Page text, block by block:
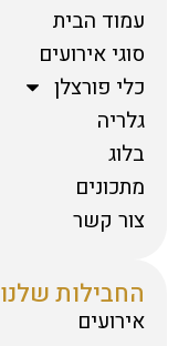
עמוד הבית
סוגי אירועים
כלי פורצלן
גלריה
בלוג
מתכונים
צור קשר
החבילות שלנו
אירועים